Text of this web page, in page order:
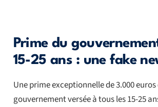
Prime du
15-25 ans : une fake
Une prime exceptionnelle de 3.000 euros
gouvernement versée à tous les 15-25